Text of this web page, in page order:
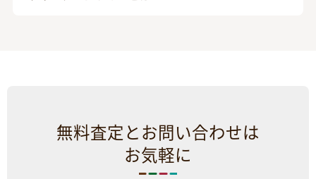
無料査定とお問い合わせは
お気軽に